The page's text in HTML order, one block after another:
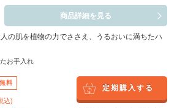
商品詳細を見る
の肌を植物の力でささえ、うるおいに満ちたハ
お手入れ
料
込)
定期購入する